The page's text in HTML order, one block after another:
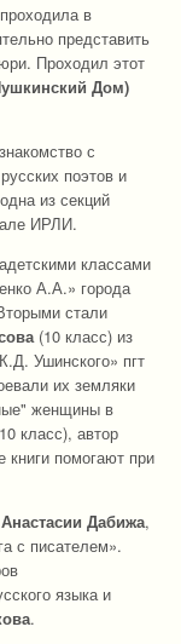
в
представить
Проходил этот
Дом)
с
поэтов и
из секций
ИРЛИ.
классами
А.А.» города
стали
(10 класс) из
Ушинского» пгт
их земляки
женщины в
класс), автор
книги помогают при
Анастасии Дабижа,
с писателем».
языка и
.